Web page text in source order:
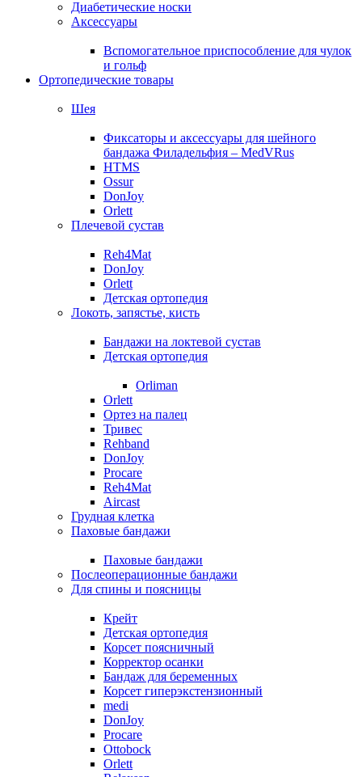
Диабетические носки
Аксессуары
Вспомогательное приспособление для чулок
и гольф
Ортопедические товары
Шея
Фиксаторы и аксессуары для шейного
бандажа Филадельфия – MedVRus
HTMS
Ossur
DonJoy
Orlett
Плечевой сустав
Reh4Mat
DonJoy
Orlett
Детская ортопедия
Локоть, запястье, кисть
Бандажи на локтевой сустав
Детская ортопедия
Orliman
Orlett
Ортез на палец
Тривес
Rehband
DonJoy
Procare
Reh4Mat
Aircast
Грудная клетка
Паховые бандажи
Паховые бандажи
Послеоперационные бандажи
Для спины и поясницы
Крейт
Детская ортопедия
Корсет поясничный
Корректор осанки
Бандаж для беременных
Корсет гиперэкстензионный
medi
DonJoy
Procare
Ottobock
Orlett